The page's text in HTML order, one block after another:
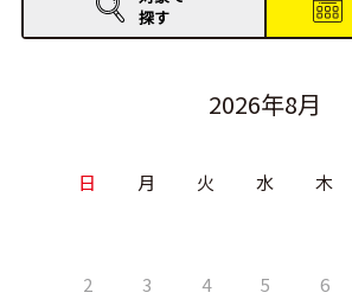
探す
2026年8月
日 月 火 水 木
2 3 4 5 6